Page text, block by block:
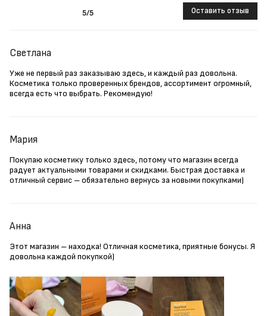
5/5 Оставить отзыв
Светлана
Уже не первый раз заказываю здесь, и каждый раз довольна.
Косметика только проверенных брендов, ассортимент огромный,
всегда есть что выбрать. Рекомендую!
Мария
Покупаю косметику только здесь, потому что магазин всегда
радует актуальными товарами и скидками. Быстрая доставка и
отличный сервис – обязательно вернусь за новыми покупками)
Анна
Этот магазин – находка! Отличная косметика, приятные бонусы. Я
довольна каждой покупкой)